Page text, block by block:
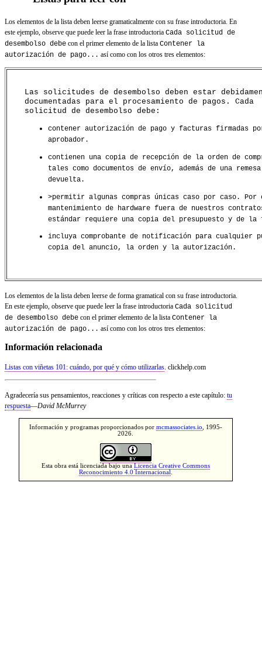
Los elementos de la lista deben leerse gramaticalmente con su frase introductoria. En
este ejemplo, observe que puede leer la frase introductoria Cada solicitud de
desembolso debe con el primer elemento de la lista Contener la
autorización de pago... así como con los otros tres elementos:
Las solicitudes de desembolso deben estar
documentadas para el procesamiento de pagos. Cada
solicitud de desembolso debe:
contener autorización de pago y facturas firmadas
aprobador.
contienen una copia de recepción de la orden de
tales como documentos de envío, además de una
devuelta.
>permitir algunas compras únicas caso por caso.
mantenimiento de hardware fuera de nuestros
estándar requiere una copia del presupuesto y de
incluya comprobante de notificación para cualquier
copia del anuncio, la orden y la autorización.
Los elementos de la lista deben leerse de forma gramatical con su frase introductoria.
En este ejemplo, observe que puede leer la frase introductoria Cada solicitud
de desembolso debe con el primer elemento de la lista Contener la
autorización de pago... así como con los otros tres elementos:
Información relacionada
Listas con viñetas 101: cuándo, por qué y cómo utilizarlas. clickhelp.com
Agradecería sus pensamientos, reacciones y críticas con respecto a este capítulo: tu
respuesta—David McMurrey
Información y programas proporcionados por mcmassociates.io, 1995-
2026.
Esta obra está licenciada bajo una Licencia Creative Commons
Reconocimiento 4.0 Internacional.